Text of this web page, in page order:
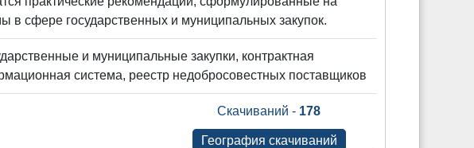
в сфере государственных и муниципальных закупок.
и муниципальные закупки, контрактная
система, реестр недобросовестных поставщиков
Скачиваний - 178
География скачиваний